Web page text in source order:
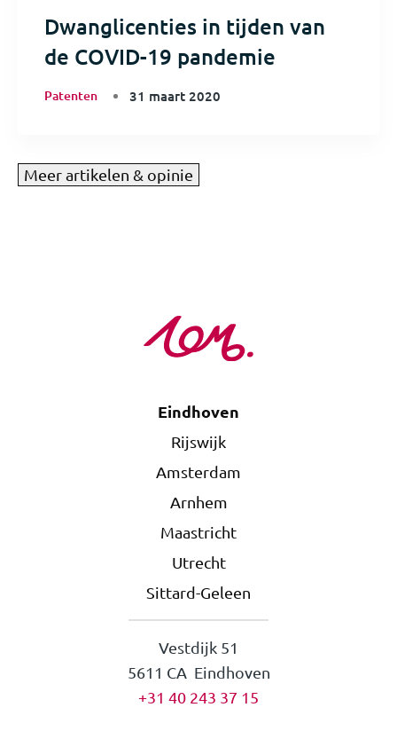
Dwanglicenties in tijden van
de COVID-19 pandemie
Patenten 31 maart 2020
Meer artikelen & opinie
Eindhoven
Rijswijk
Amsterdam
Arnhem
Maastricht
Utrecht
Sittard-Geleen
Vestdijk 51
5611 CA Eindhoven
+31 40 243 37 15